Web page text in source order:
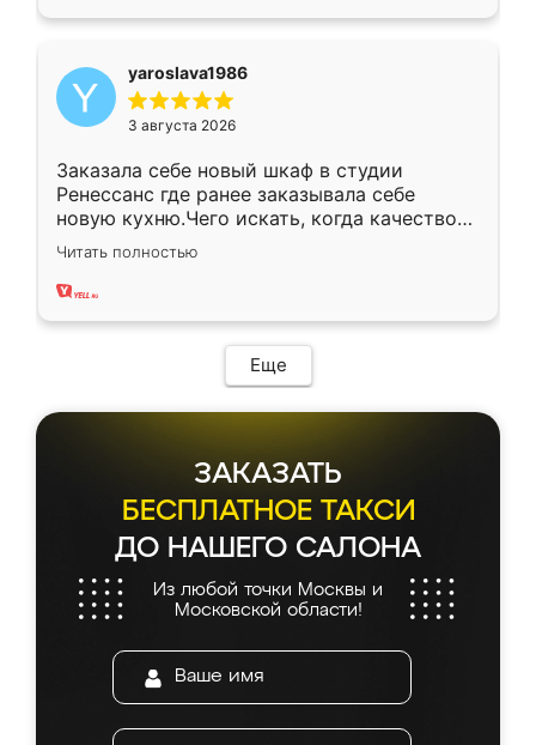
yaroslava1986
3 августа 2026
Заказала себе новый шкаф в студии
Ренессанс где ранее заказывала себе
новую кухню.Чего искать, когда качеством
вполне довольна. Служит кухня уже почти
два года, нареканий нет.
Читать полностью
Еще
ЗАКАЗАТЬ
БЕСПЛАТНОЕ ТАКСИ
ДО НАШЕГО САЛОНА
Из любой точки Москвы и
Московской области!